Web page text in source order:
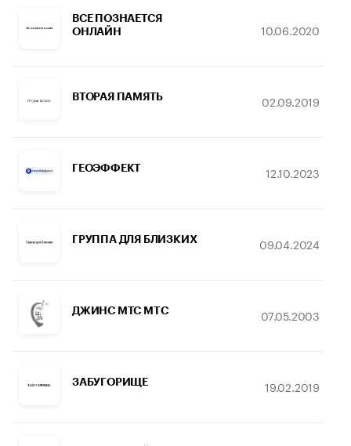
ВСЕ ПОЗНАЕТСЯ
ОНЛАЙН
10.06.2020
ВТОРАЯ ПАМЯТЬ 02.09.2019
ГЕОЭФФЕКТ 12.10.2023
ГРУППА ДЛЯ БЛИЗКИХ 09.04.2024
ДЖИНС МТС MTC 07.05.2003
ЗАБУГОРИЩЕ 19.02.2019